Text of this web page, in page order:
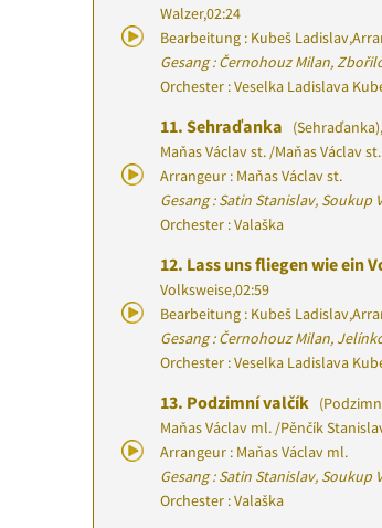
Walzer,02:24
Bearbeitung : Kubeš Ladislav,
Gesang : Černohouz Milan,
Orchester : Veselka Ladislava
11. Sehraďanka (Sehraďanka),
Maňas Václav st. /Maňas Václav st.
Arrangeur : Maňas Václav st.
Gesang : Satin Stanislav, Soukup
Orchester : Valaška
12. Lass uns fliegen wie ein
Volksweise,02:59
Bearbeitung : Kubeš Ladislav,
Gesang : Černohouz Milan,
Orchester : Veselka Ladislava
13. Podzimní valčík
Maňas Václav ml. /Pěnčík
Arrangeur : Maňas Václav ml.
Gesang : Satin Stanislav, Soukup
Orchester : Valaška